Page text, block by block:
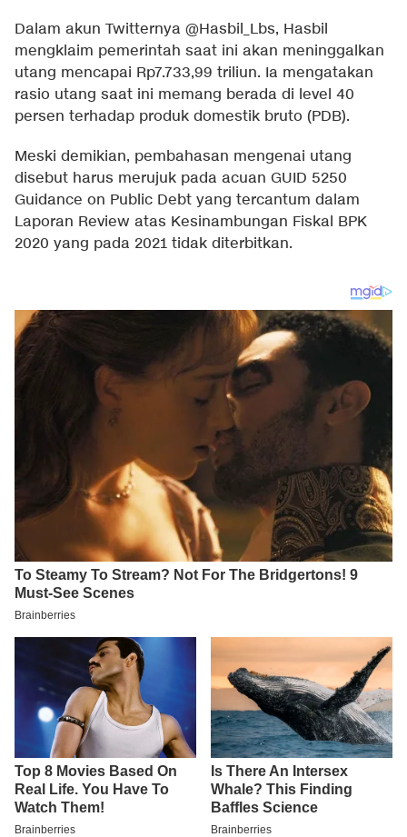
Dalam akun Twitternya @Hasbil_Lbs, Hasbil
mengklaim pemerintah saat ini akan meninggalkan
utang mencapai Rp7.733,99 triliun. Ia mengatakan
rasio utang saat ini memang berada di level 40
persen terhadap produk domestik bruto (PDB).
Meski demikian, pembahasan mengenai utang
disebut harus merujuk pada acuan GUID 5250
Guidance on Public Debt yang tercantum dalam
Laporan Review atas Kesinambungan Fiskal BPK
2020 yang pada 2021 tidak diterbitkan.